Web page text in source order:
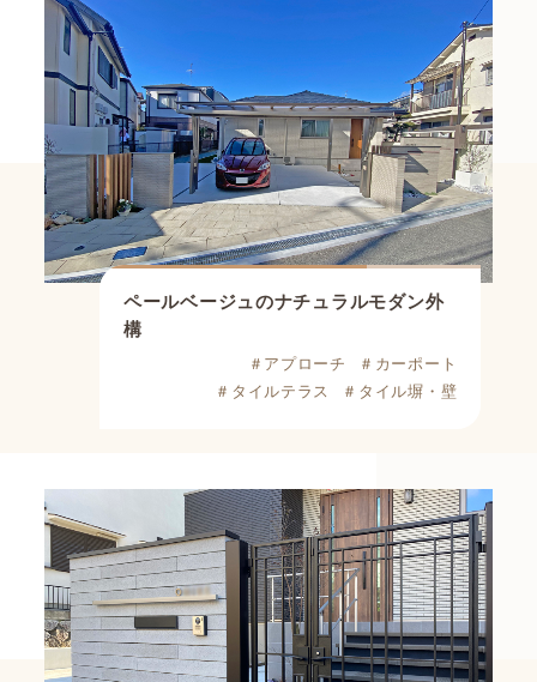
ペールベージュのナチュラルモダン外
構
＃アプローチ
＃カーポート
＃タイルテラス
＃タイル塀・壁